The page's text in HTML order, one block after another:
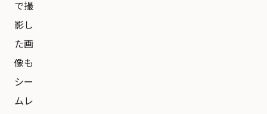
で撮
影し
た画
像も
シー
ムレ